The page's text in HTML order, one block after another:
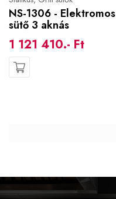
NS-1306 - Elektromos
sütő 3 aknás
1 121 410.- Ft